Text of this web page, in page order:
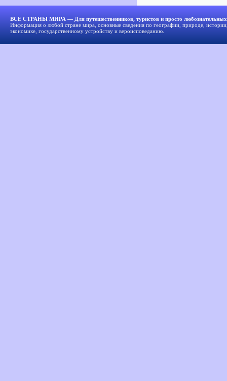
ВСЕ СТРАНЫ МИРА — Для путешественников, туристов и просто
Информация о любой стране мира, основные сведения по географии, природе,
экономике, государственному устройству и вероисповеданию.